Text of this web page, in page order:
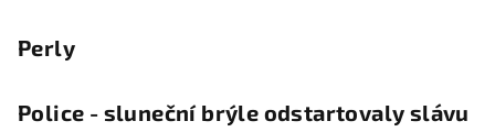
Perly
Police - sluneční brýle odstartovaly slávu